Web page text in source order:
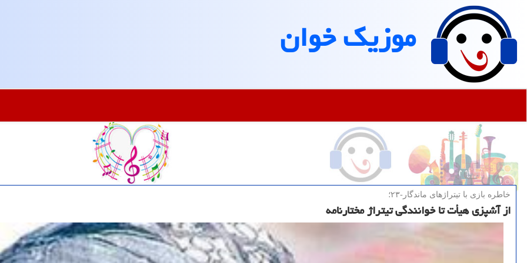
موزیك خوان
خاطره بازی با تیتراژهای ماندگار-۲۳؛
از آشپزی هیأت تا خوانندگی تیتراژ مختارنامه